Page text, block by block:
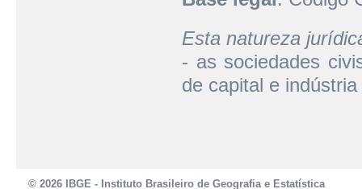
Esta natureza
- as sociedades
de capital e
© 2026 IBGE - Instituto Brasileiro de Geografia e Estatística